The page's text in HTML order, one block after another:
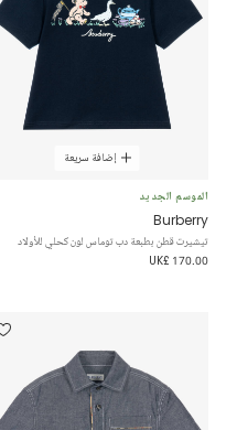
إضافة سريعة
الموسم الجديد
Burberry
تيشيرت قطن بطبعة دب توماس لون كحلي للأولاد
UK£ 170.00